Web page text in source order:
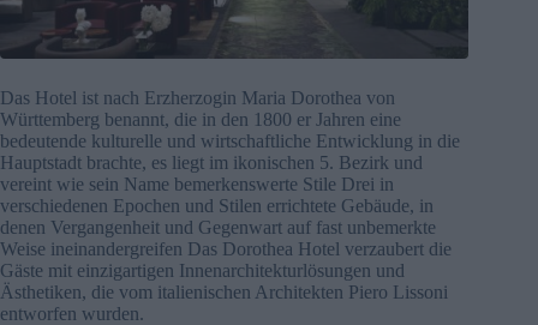
Das Hotel ist nach Erzherzogin Maria Dorothea von
Württemberg benannt, die in den 1800 er Jahren eine
bedeutende kulturelle und wirtschaftliche Entwicklung in die
Hauptstadt brachte, es liegt im ikonischen 5. Bezirk und
vereint wie sein Name bemerkenswerte Stile Drei in
verschiedenen Epochen und Stilen errichtete Gebäude, in
denen Vergangenheit und Gegenwart auf fast unbemerkte
Weise ineinandergreifen Das Dorothea Hotel verzaubert die
Gäste mit einzigartigen Innenarchitekturlösungen und
Ästhetiken, die vom italienischen Architekten Piero Lissoni
entworfen wurden.